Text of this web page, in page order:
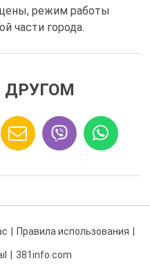
режим работы
части города.
ДРУГОМ
Правила использования
381info.com